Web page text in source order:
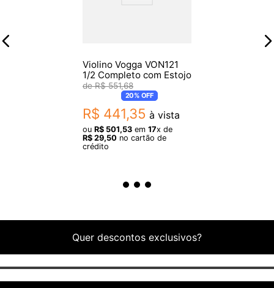
Violino Vogga VON121
1/2 Completo com Estojo
R$ 551,68
20%OFF
R$ 441,35 à vista
ou R$ 501,53 em 17x de
R$ 29,50 no cartão de
crédito
Quer descontos exclusivos?